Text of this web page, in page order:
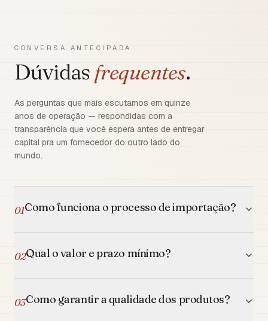
CONVERSA ANTECIPADA
Dúvidas frequentes.
As perguntas que mais escutamos em quinze
anos de operação — respondidas com a
transparência que você espera antes de entregar
capital pra um fornecedor do outro lado do
mundo.
01Como funciona o processo de importação?
02Qual o valor e prazo mínimo?
03Como garantir a qualidade dos produtos?